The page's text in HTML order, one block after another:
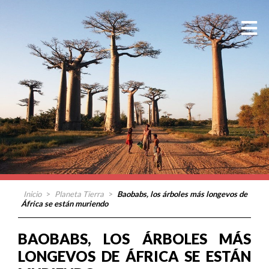
Inicio > Planeta Tierra > Baobabs, los árboles más longevos de
África se están muriendo
BAOBABS, LOS ÁRBOLES MÁS
LONGEVOS DE ÁFRICA SE ESTÁN